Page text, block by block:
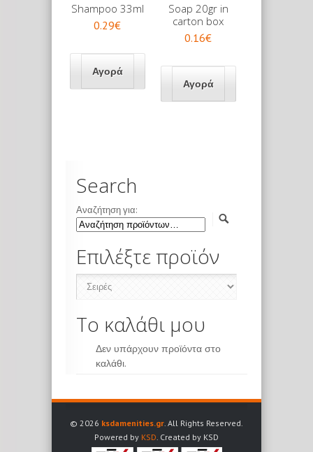
Shampoo 33ml
0.29€
Soap 20gr in
carton box
0.16€
Search
Αναζήτηση για:
Επιλέξτε προϊόν
Το καλάθι μου
Δεν υπάρχουν προϊόντα στο
καλάθι.
© 2026 ksdamenities.gr . All Rights Reserved.
Powered by KSD . Created by KSD